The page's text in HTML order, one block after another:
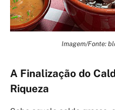
Imagem/Fonte:
A Finalização do
Riqueza